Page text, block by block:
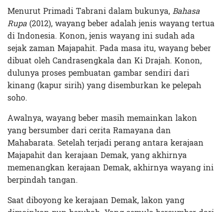
Menurut Primadi Tabrani dalam bukunya,Bahasa
Rupa (2012), wayang beber adalah jenis wayang tertua
di Indonesia. Konon, jenis wayang ini sudah ada
sejak zaman Majapahit. Pada masa itu, wayang beber
dibuat oleh Candrasengkala dan Ki Drajah. Konon,
dulunya proses pembuatan gambar sendiri dari
kinang (kapur sirih) yang disemburkan ke pelepah
soho.
Awalnya, wayang beber masih memainkan lakon
yang bersumber dari cerita Ramayana dan
Mahabarata. Setelah terjadi perang antara kerajaan
Majapahit dan kerajaan Demak, yang akhirnya
memenangkan kerajaan Demak, akhirnya wayang ini
berpindah tangan.
Saat diboyong ke kerajaan Demak, lakon yang